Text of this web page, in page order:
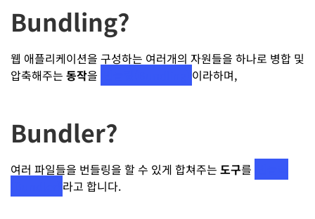
Bundling?
웹 애플리케이션을 구성하는 여러개의 자원들을 하나로 병합 및
압축해주는 동작을 이라하며,
Bundler?
여러 파일들을 번들링을 할 수 있게 합쳐주는 도구를
라고 합니다.